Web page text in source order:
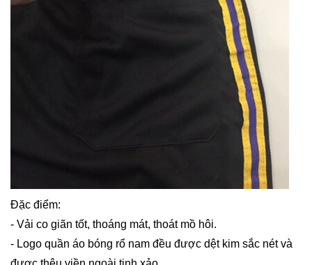
Đặc điểm:
- Vải co giãn tốt, thoáng mát, thoát mồ hôi.
- Logo quần áo bóng rổ nam đều được dệt kim sắc nét và